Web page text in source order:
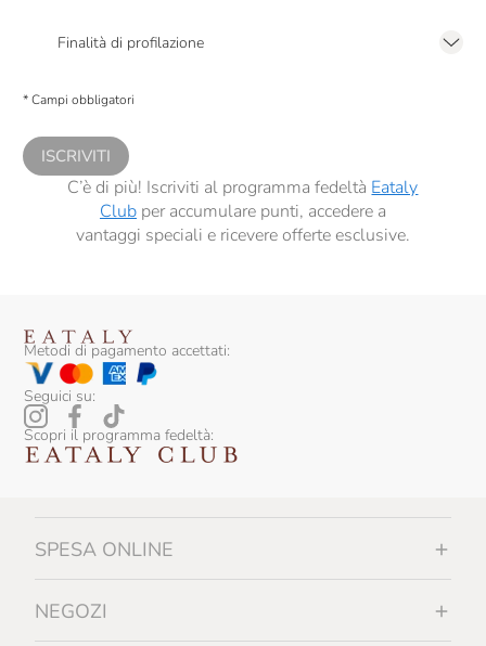
Finalità di profilazione
comunicazioni commerciali personalizzate, in caso di consenso prestato ai
* Campi obbligatori
ISCRIVITI
C’è di più! Iscriviti al programma fedeltà Eataly
Clubper accumulare punti, accedere a
vantaggi speciali e ricevere offerte esclusive.
Metodi di pagamento accettati:
Seguici su:
Scopri il programma fedeltà:
SPESA ONLINE
NEGOZI